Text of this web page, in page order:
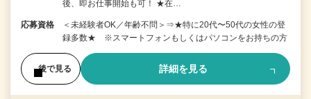
後、即お仕事開始も可！ ★在…
応募資格
＜未経験者OK／年齢不問＞⇒★特に20代〜50代の女性の登
録多数★ ※スマートフォンもしくはパソコンをお持ちの方
後で見る 詳細を見る